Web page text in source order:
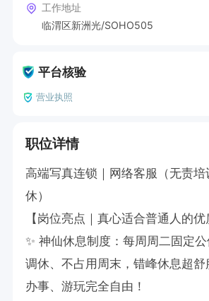
工作地址
临渭区新洲光/SOHO505
平台核验
营业执照
职位详情
高端写真连锁｜网络客服（无责
休）​
【岗位亮点｜真心适合普通人
✨ 神仙休息制度：每周周二固定
调休、不占用周末，错峰休息超舒
办事、游玩完全自由！​